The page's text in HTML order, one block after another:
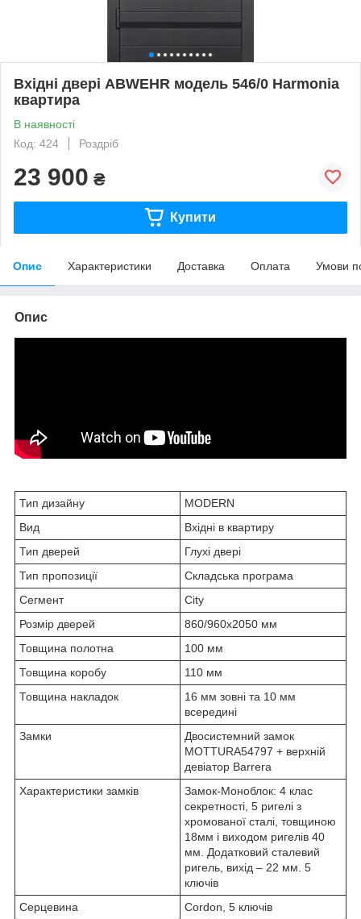
Вхідні двері ABWEHR модель 546/0 Harmonia
квартира
В наявності
Код: 424
Роздріб
23 900 ₴
Купити
Опис Характеристики Доставка Оплата Умови
Опис
Тип дизайну
MODERN
Вид
Вхідні в квартиру
Тип дверей
Глухі двері
Тип пропозиції
Складська програма
Сегмент
City
Розмір дверей
860/960х2050 мм
Товщина полотна
100 мм
Товщина коробу
110 мм
Товщина накладок
16 мм зовні та 10 мм
всередині
Замки
Двосистемний замок
MOTTURA54797 + верхній
девіатор Barrera
Характеристики замків
Замок-Моноблок: 4 клас
секретності, 5 ригелі з
хромованої сталі, товщиною
18мм і виходом ригелів 40
мм. Додатковий сталевий
ригель, вихід – 22 мм. 5
ключів
Серцевина
Cordon, 5 ключів